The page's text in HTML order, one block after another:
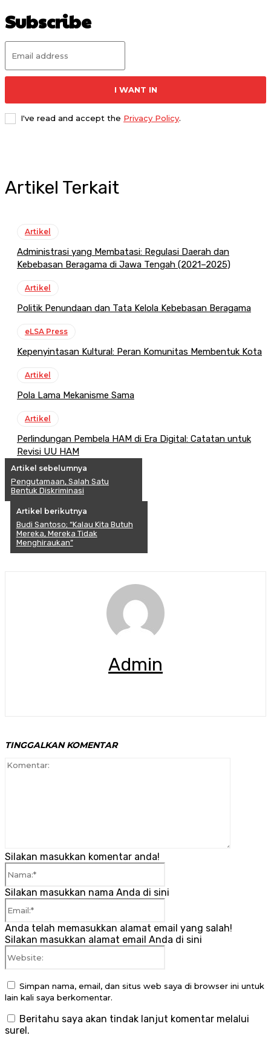
Subscribe
I WANT IN
I've read and accept the Privacy Policy.
Artikel Terkait
Artikel
Administrasi yang Membatasi: Regulasi Daerah dan
Kebebasan Beragama di Jawa Tengah (2021–2025)
Artikel
Politik Penundaan dan Tata Kelola Kebebasan Beragama
eLSA Press
Kepenyintasan Kultural: Peran Komunitas Membentuk Kota
Artikel
Pola Lama Mekanisme Sama
Artikel
Perlindungan Pembela HAM di Era Digital: Catatan untuk
Revisi UU HAM
Artikel sebelumnya
Pengutamaan, Salah Satu
Bentuk Diskriminasi
Artikel berikutnya
Budi Santoso; “Kalau Kita Butuh
Mereka, Mereka Tidak
Menghiraukan”
Admin
TINGGALKAN KOMENTAR
Silakan masukkan komentar anda!
Silakan masukkan nama Anda di sini
Anda telah memasukkan alamat email yang salah!
Silakan masukkan alamat email Anda di sini
Simpan nama, email, dan situs web saya di browser ini untuk
lain kali saya berkomentar.
Beritahu saya akan tindak lanjut komentar melalui
surel.